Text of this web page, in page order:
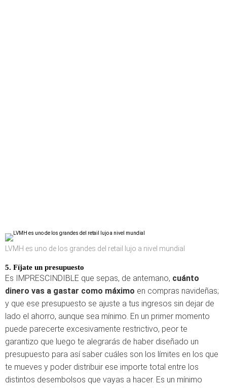
LVMH es uno de los grandes del retail lujo a nivel mundial
5. Fíjate un presupuesto
Es IMPRESCINDIBLE que sepas, de antemano, cuánto
dinero vas a gastar como máximo en compras navideñas;
y que ese presupuesto se ajuste a tus ingresos sin dejar de
lado el ahorro, aunque sea mínimo. En un primer momento
puede parecerte excesivamente restrictivo, peor te
garantizo que luego te alegrarás de haber diseñado un
presupuesto para así saber cuáles son los límites en los que
te mueves y poder distribuir ese importe total entre los
distintos desembolsos que vayas a hacer. Es un mínimo